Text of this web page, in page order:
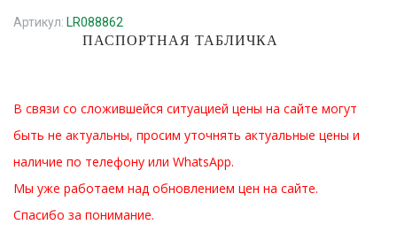
ПАСПОРТНАЯ ТАБЛИЧКА
В связи со сложившейся ситуацией цены на сайте могут
быть не актуальны, просим уточнять актуальные цены и
наличие по телефону или WhatsApp.
Мы уже работаем над обновлением цен на сайте.
Спасибо за понимание.
Артикул: LR088862